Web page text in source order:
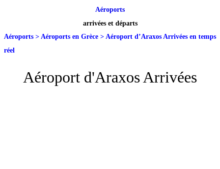
Aéroports
arrivées et départs
Aéroports > Aéroports en Grèce > Aéroport d’Araxos Arrivées en temps
réel
Aéroport d'Araxos Arrivées